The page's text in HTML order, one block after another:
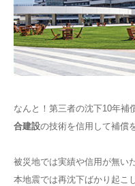
なんと！第三者の沈下10年補
合建設の技術を信用して補償
被災地では実績や信用が無い
本地震では再沈下ばかり起こ